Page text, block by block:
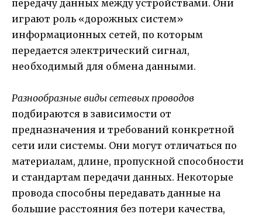
передачу данных между устройствами. Они
играют роль «дорожных систем»
информационных сетей, по которым
передается электрический сигнал,
необходимый для обмена данными.
Разнообразные виды сетевых проводов
подбираются в зависимости от
предназначения и требований конкретной
сети или системы. Они могут отличаться по
материалам, длине, пропускной способности
и стандартам передачи данных. Некоторые
провода способны передавать данные на
большие расстояния без потери качества,